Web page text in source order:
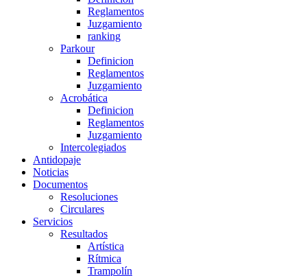
Reglamentos
Juzgamiento
ranking
Parkour
Definicion
Reglamentos
Juzgamiento
Acrobática
Definicion
Reglamentos
Juzgamiento
Intercolegiados
Antidopaje
Noticias
Documentos
Resoluciones
Circulares
Servicios
Resultados
Artística
Rítmica
Trampolín